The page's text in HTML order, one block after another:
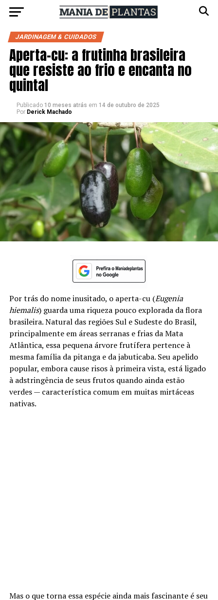
JARDINAGEM & CUIDADOS
Aperta-cu: a frutinha brasileira
que resiste ao frio e encanta no
quintal
Publicado 10 meses atrás em 14 de outubro de 2025
Por Derick Machado
Por trás do nome inusitado, o aperta-cu (Eugenia
hiemalis) guarda uma riqueza pouco explorada da flora
brasileira. Natural das regiões Sul e Sudeste do Brasil,
principalmente em áreas serranas e frias da Mata
Atlântica, essa pequena árvore frutífera pertence à
mesma família da pitanga e da jabuticaba. Seu apelido
popular, embora cause risos à primeira vista, está ligado
à adstringência de seus frutos quando ainda estão
verdes — característica comum em muitas mirtáceas
nativas.
Mas o que torna essa espécie ainda mais fascinante é seu